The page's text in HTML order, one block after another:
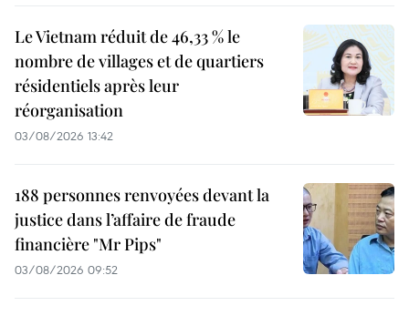
Le Vietnam réduit de 46,33 % le
nombre de villages et de quartiers
résidentiels après leur
réorganisation
03/08/2026 13:42
188 personnes renvoyées devant la
justice dans l’affaire de fraude
financière "Mr Pips"
03/08/2026 09:52